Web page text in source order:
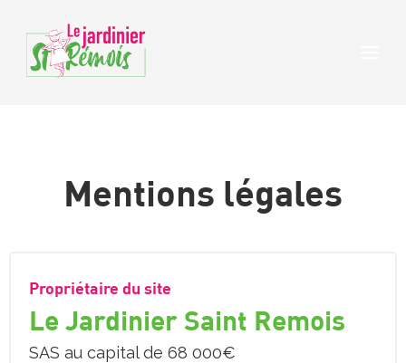
content
Mentions légales
Propriétaire du site
Le Jardinier Saint Remois
SAS au capital de 68 000€